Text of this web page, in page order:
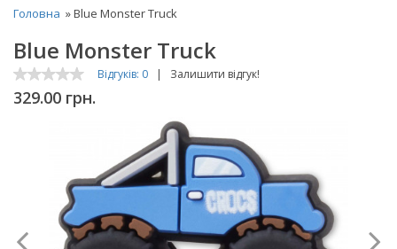
Головна » Blue Monster Truck
Blue Monster Truck
Відгуків: 0 | Залишити відгук!
329.00 грн.